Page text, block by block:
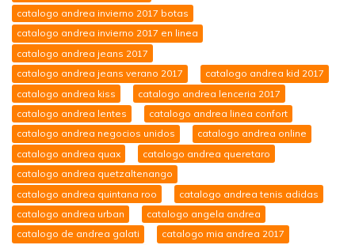
catalogo andrea invierno 2017 botas
catalogo andrea invierno 2017 en linea
catalogo andrea jeans 2017
catalogo andrea jeans verano 2017
catalogo andrea kid 2017
catalogo andrea kiss
catalogo andrea lenceria 2017
catalogo andrea lentes
catalogo andrea linea confort
catalogo andrea negocios unidos
catalogo andrea online
catalogo andrea quax
catalogo andrea queretaro
catalogo andrea quetzaltenango
catalogo andrea quintana roo
catalogo andrea tenis adidas
catalogo andrea urban
catalogo angela andrea
catalogo de andrea galati
catalogo mia andrea 2017